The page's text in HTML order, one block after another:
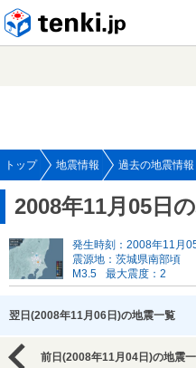
トップ 地震情報 過去の地震情報
2008年11月05日
発生時刻：2008年11月
震源地：茨城県南部頃
M3.5
最大震度：2
翌日(2008年11月06日)の地震一覧
前日(2008年11月04日)の地震